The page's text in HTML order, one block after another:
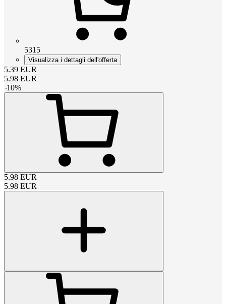
5315
Visualizza i dettagli dell'offerta
5.39 EUR
5.98 EUR
-10%
5.98 EUR
5.98 EUR